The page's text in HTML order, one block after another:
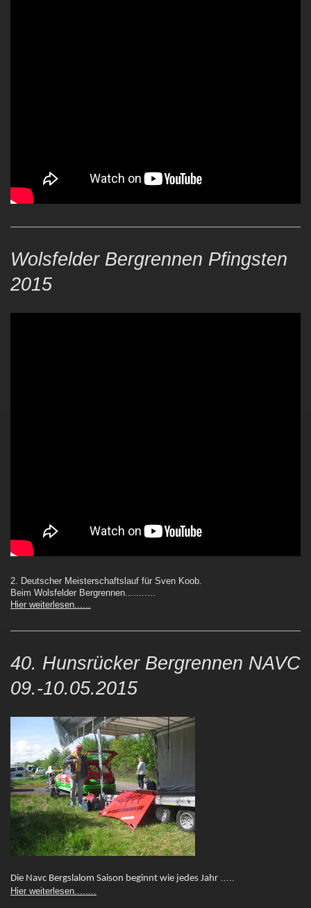
Wolsfelder Bergrennen Pfingsten
2015
2. Deutscher Meisterschaftslauf für Sven Koob.
Beim Wolsfelder Bergrennen...........
Hier weiterlesen......
40. Hunsrücker Bergrennen NAVC
09.-10.05.2015
Die Navc Bergslalom Saison beginnt wie jedes Jahr .....
Hier weiterlesen........